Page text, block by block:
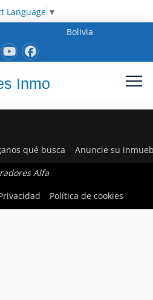
Language ▼
Bolivia
Inmo
qué busca Anuncie su
Alfa
Política de cookies